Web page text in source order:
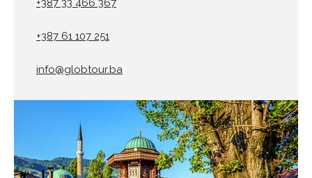
+387 33 466 367
+387 61 107 251
info@globtour.ba